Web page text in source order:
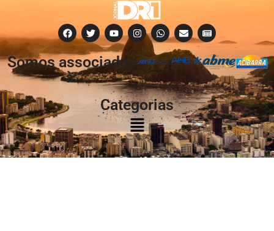
Somos associados
à:
Categorias